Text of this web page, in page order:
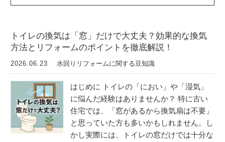
トイレの換気は「窓」だけで大丈夫？効果的な換気
方法とリフォームのポイントを徹底解説！
2026.06.23 水回りリフォームに関する豆知識
はじめに トイレの「におい」や「湿気」
に悩んだ経験はありませんか？ 特に古い
住宅では、「窓があるから換気扇は不要」
と思っていた方も多いかもしれません。し
かし実際には、トイレの窓だけでは十分な